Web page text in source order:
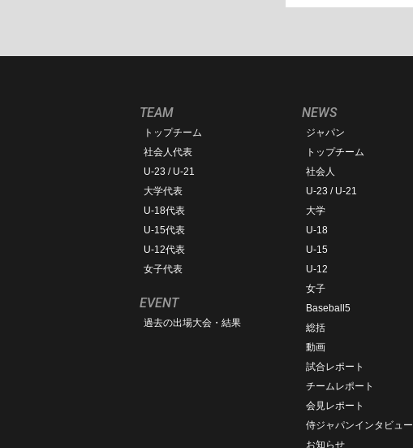
TEAM
トップチーム
社会人代表
U-23 / U-21
大学代表
U-18代表
U-15代表
U-12代表
女子代表
EVENT
過去の出場大会・結果
NEWS
ジャパン
トップチーム
社会人
U-23 / U-21
大学
U-18
U-15
U-12
女子
Baseball5
総括
動画
試合レポート
チームレポート
会見レポート
侍ジャパンインタビュー
お知らせ